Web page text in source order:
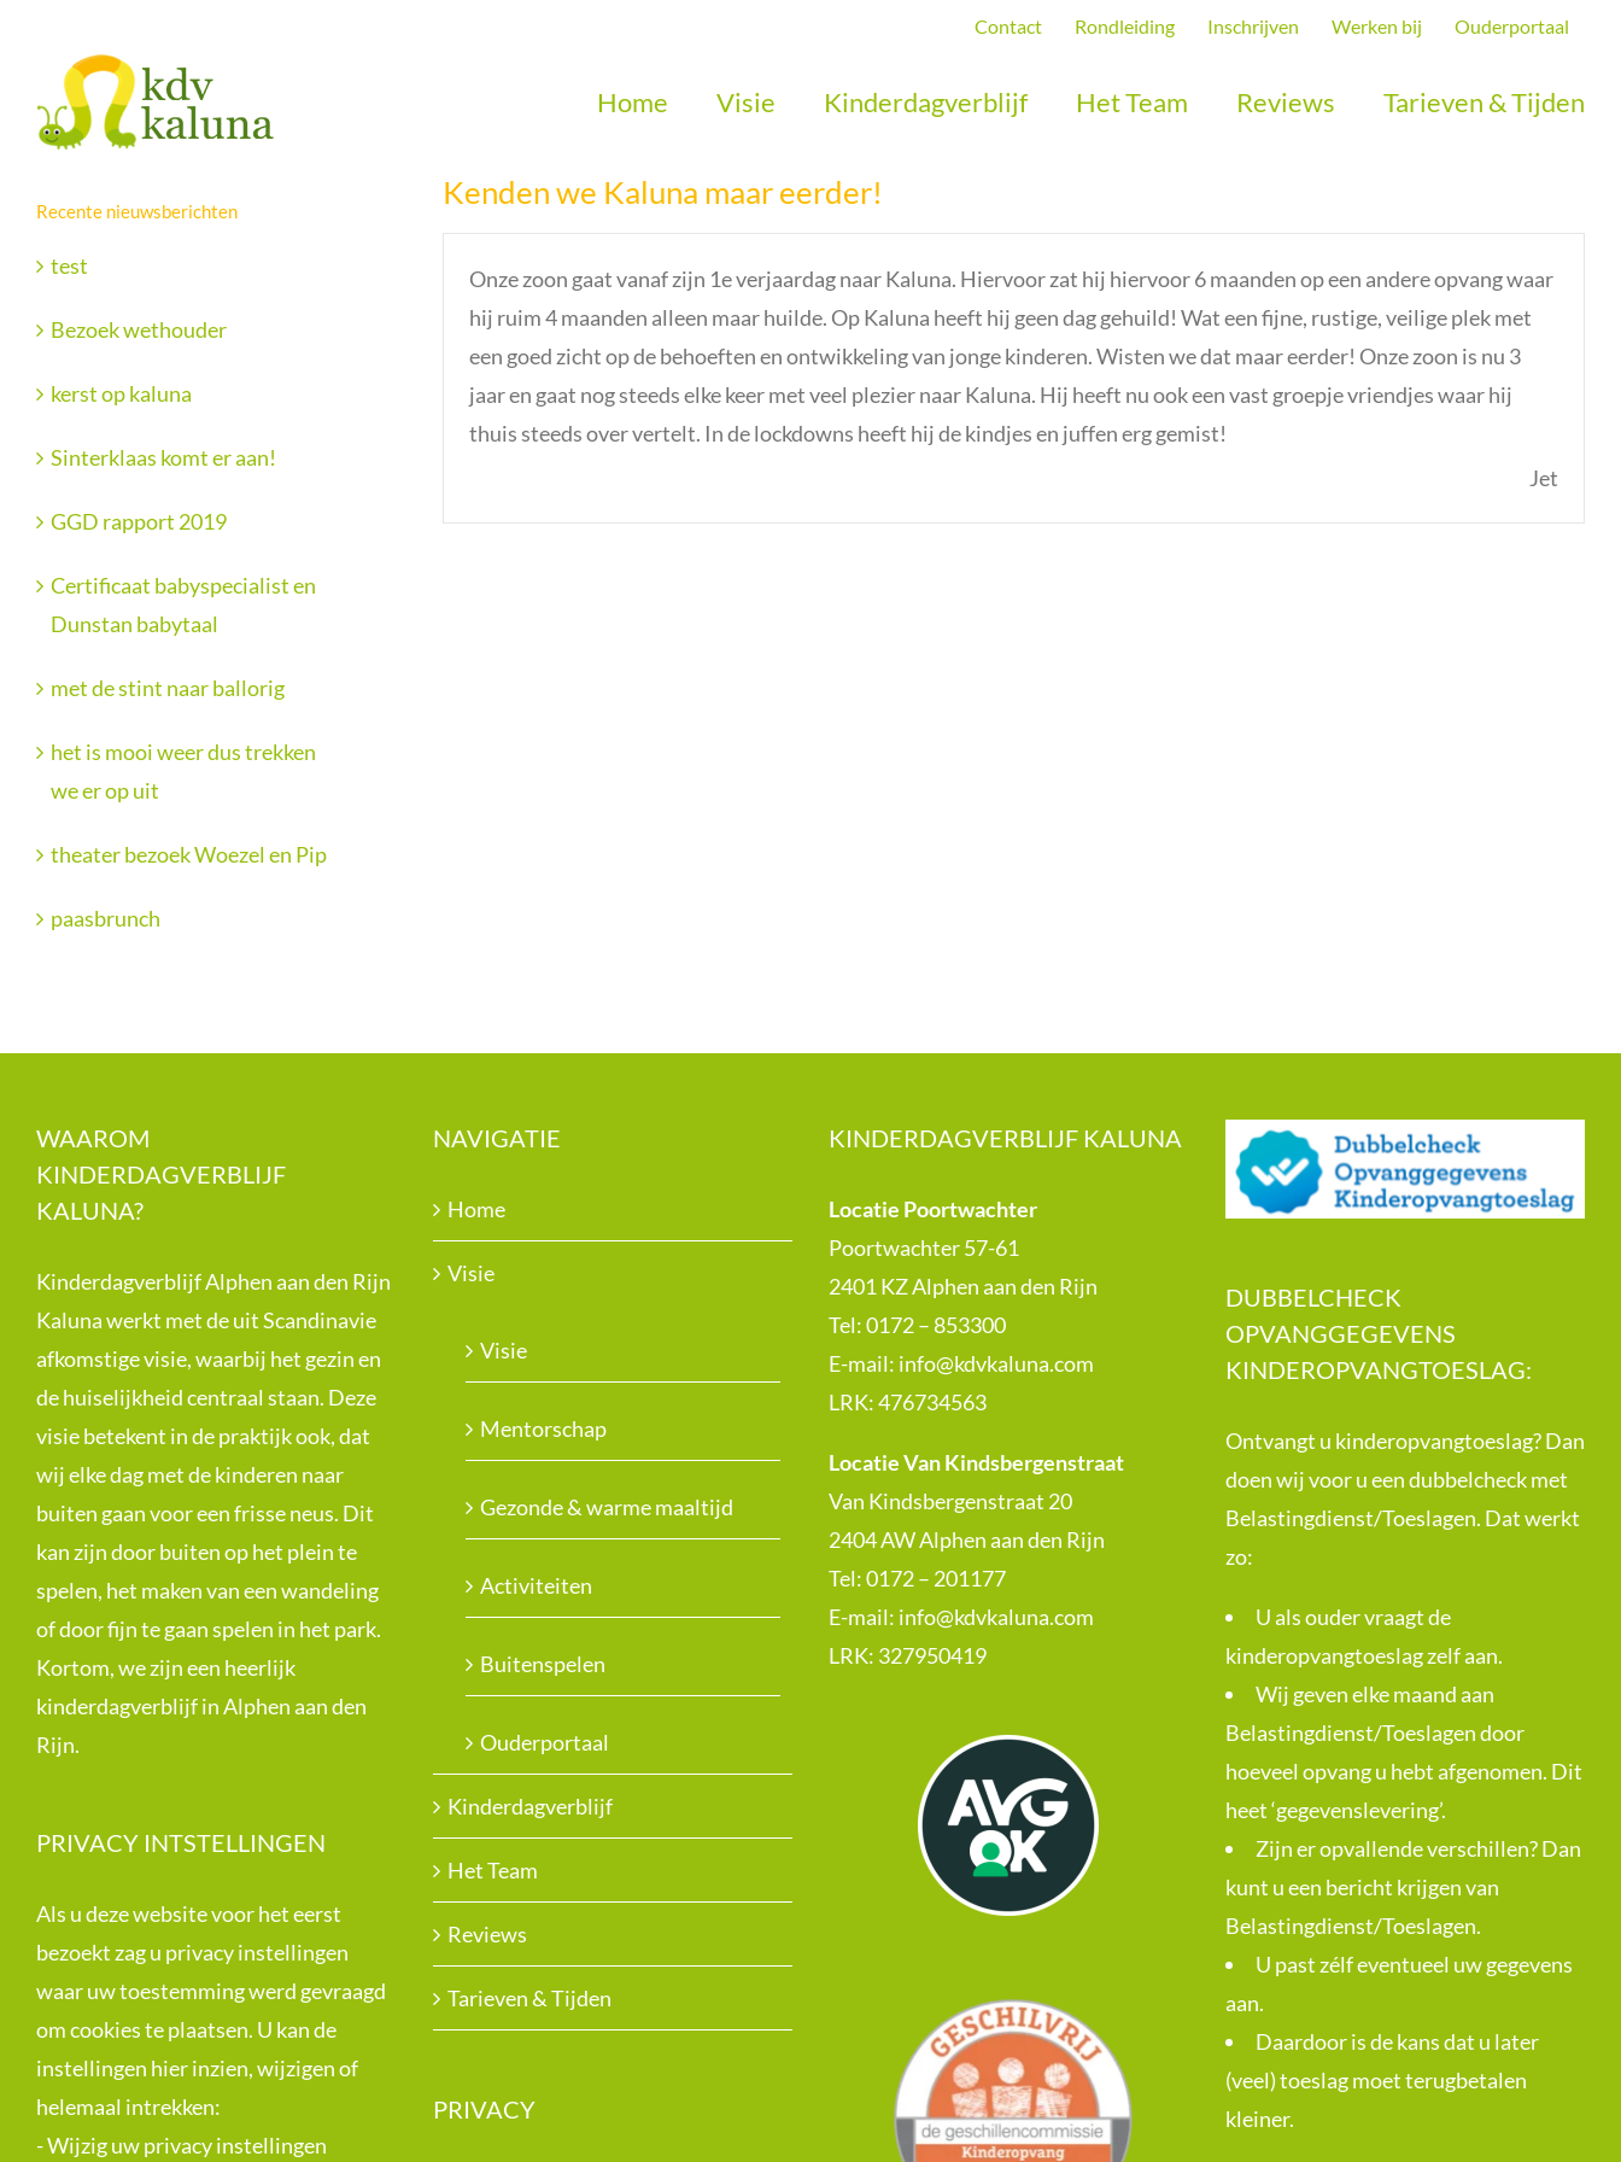
inhoud
Contact Rondleiding Inschrijven Werken bij Ouderportaal
Home Visie Kinderdagverblijf Het Team Reviews Tarieven & Tijden
Kenden we Kaluna maar eerder!
Onze zoon gaat vanaf zijn 1e verjaardag naar Kaluna. Hiervoor zat hij hiervoor 6 maanden op een andere opvang waar
hij ruim 4 maanden alleen maar huilde. Op Kaluna heeft hij geen dag gehuild! Wat een fijne, rustige, veilige plek met
een goed zicht op de behoeften en ontwikkeling van jonge kinderen. Wisten we dat maar eerder! Onze zoon is nu 3
jaar en gaat nog steeds elke keer met veel plezier naar Kaluna. Hij heeft nu ook een vast groepje vriendjes waar hij
thuis steeds over vertelt. In de lockdowns heeft hij de kindjes en juffen erg gemist!
Jet
Recente nieuwsberichten
test
Bezoek wethouder
kerst op kaluna
Sinterklaas komt er aan!
GGD rapport 2019
Certificaat babyspecialist en
Dunstan babytaal
met de stint naar ballorig
het is mooi weer dus trekken
we er op uit
theater bezoek Woezel en Pip
paasbrunch
WAAROM
KINDERDAGVERBLIJF
KALUNA?
Kinderdagverblijf Alphen aan den Rijn
Kaluna werkt met de uit Scandinavie
afkomstige visie, waarbij het gezin en
de huiselijkheid centraal staan. Deze
visie betekent in de praktijk ook, dat
wij elke dag met de kinderen naar
buiten gaan voor een frisse neus. Dit
kan zijn door buiten op het plein te
spelen, het maken van een wandeling
of door fijn te gaan spelen in het park.
Kortom, we zijn een heerlijk
kinderdagverblijf in Alphen aan den
Rijn.
PRIVACY INTSTELLINGEN
Als u deze website voor het eerst
bezoekt zag u privacy instellingen
waar uw toestemming werd gevraagd
om cookies te plaatsen. U kan de
instellingen hier inzien, wijzigen of
helemaal intrekken:
-Wijzig uw privacy instellingen
NAVIGATIE
Home
Visie
Visie
Mentorschap
Gezonde & warme maaltijd
Activiteiten
Buitenspelen
Ouderportaal
Kinderdagverblijf
Het Team
Reviews
Tarieven & Tijden
PRIVACY
KINDERDAGVERBLIJF KALUNA
Locatie Poortwachter
Poortwachter 57-61
2401 KZ Alphen aan den Rijn
Tel: 0172 – 853300
E-mail: info@kdvkaluna.com
LRK:476734563
Locatie Van Kindsbergenstraat
Van Kindsbergenstraat 20
2404 AW Alphen aan den Rijn
Tel: 0172 – 201177
E-mail: info@kdvkaluna.com
LRK: 327950419
DUBBELCHECK
OPVANGGEGEVENS
KINDEROPVANGTOESLAG:
Ontvangt u kinderopvangtoeslag? Dan
doen wij voor u een dubbelcheck met
Belastingdienst/Toeslagen. Dat werkt
zo:
U als ouder vraagt de
kinderopvangtoeslag zelf aan.
Wij geven elke maand aan
Belastingdienst/Toeslagen door
hoeveel opvang u hebt afgenomen. Dit
heet ‘gegevenslevering’.
Zijn er opvallende verschillen? Dan
kunt u een bericht krijgen van
Belastingdienst/Toeslagen.
U past zélf eventueel uw gegevens
aan.
Daardoor is de kans dat u later
(veel) toeslag moet terugbetalen
kleiner.